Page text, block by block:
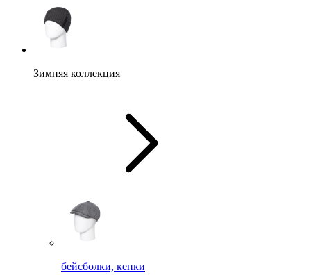
Зимняя коллекция
бейсболки, кепки